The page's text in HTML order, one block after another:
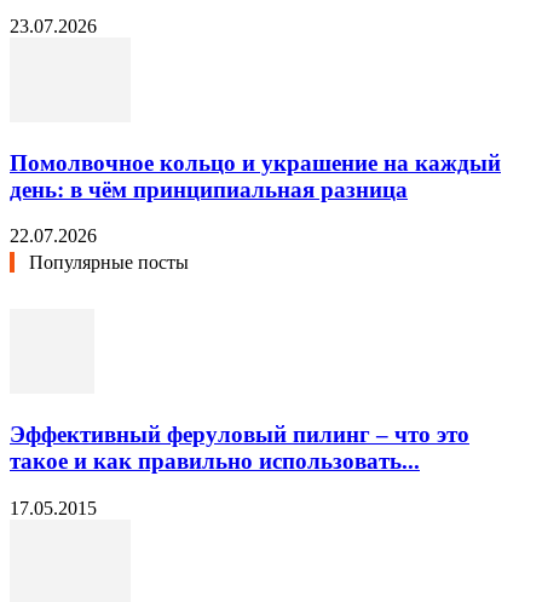
23.07.2026
Помолвочное кольцо и украшение на каждый
день: в чём принципиальная разница
22.07.2026
Популярные посты
Эффективный феруловый пилинг – что это
такое и как правильно использовать...
17.05.2015